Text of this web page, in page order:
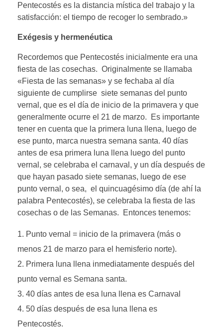
Pentecostés es la distancia mística del trabajo y la
satisfacción: el tiempo de recoger lo sembrado.»
Exégesis y hermenéutica
Recordemos que Pentecostés inicialmente era una
fiesta de las cosechas. Originalmente se llamaba
«Fiesta de las semanas» y se fechaba al día
siguiente de cumplirse siete semanas del punto
vernal, que es el día de inicio de la primavera y que
generalmente ocurre el 21 de marzo. Es importante
tener en cuenta que la primera luna llena, luego de
ese punto, marca nuestra semana santa. 40 días
antes de esa primera luna llena luego del punto
vernal, se celebraba el carnaval, y un día después de
que hayan pasado siete semanas, luego de ese
punto vernal, o sea, el quincuagésimo día (de ahí la
palabra Pentecostés), se celebraba la fiesta de las
cosechas o de las Semanas. Entonces tenemos:
Punto vernal = inicio de la primavera (más o
menos 21 de marzo para el hemisferio norte).
Primera luna llena inmediatamente después del
punto vernal es Semana santa.
40 días antes de esa luna llena es Carnaval
50 días después de esa luna llena es
Pentecostés.